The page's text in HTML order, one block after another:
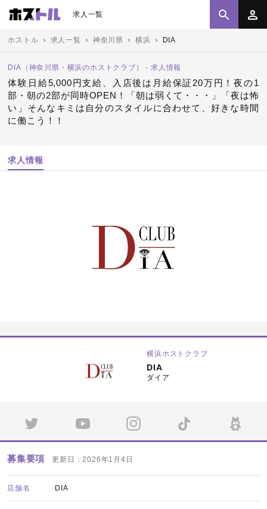
求人一覧
ホストル 求人一覧 神奈川県 横浜 DIA
DIA（神奈川県・横浜のホストクラブ） - 求人情報
体験日給5,000円支給、入店後は月給保証20万円！夜の1
部・朝の2部が同時OPEN！「朝は弱くて・・・」「夜は怖
い」そんなキミは自分のスタイルに合わせて、好きな時間
に働こう！！
求人情報
横浜ホストクラブ
DIA
ダイア
募集要項 更新日：2026年1月4日
店舗名 DIA